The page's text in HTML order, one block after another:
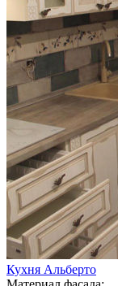
Кухня Альберто